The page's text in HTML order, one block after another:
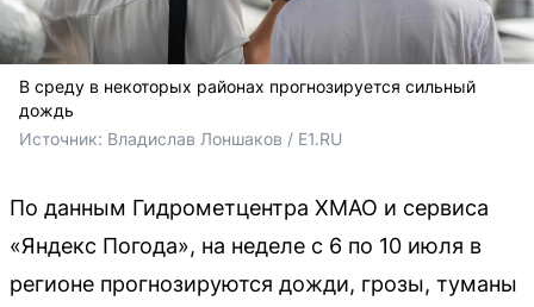
В среду в некоторых районах прогнозируется сильный
дождь
Источник: Владислав Лоншаков / E1.RU
По данным Гидрометцентра ХМАО и сервиса
«Яндекс Погода», на неделе с 6 по 10 июля в
регионе прогнозируются дожди, грозы, туманы